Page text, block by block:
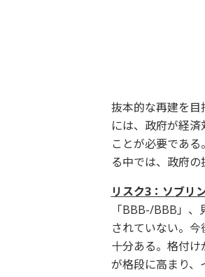
抜本的な再建を
には、政府が経
ことが必要であ
る中では、政府の
リスク3：ソブリ
「BBB-/BBB」
されていない。
十分ある。格付
が格段に高まり、